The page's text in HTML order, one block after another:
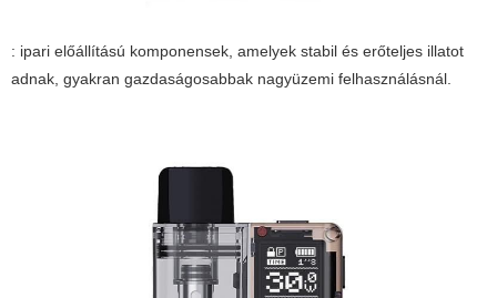
: ipari előállítású komponensek, amelyek stabil és erőteljes illatot
adnak, gyakran gazdaságosabbak nagyüzemi felhasználásnál.